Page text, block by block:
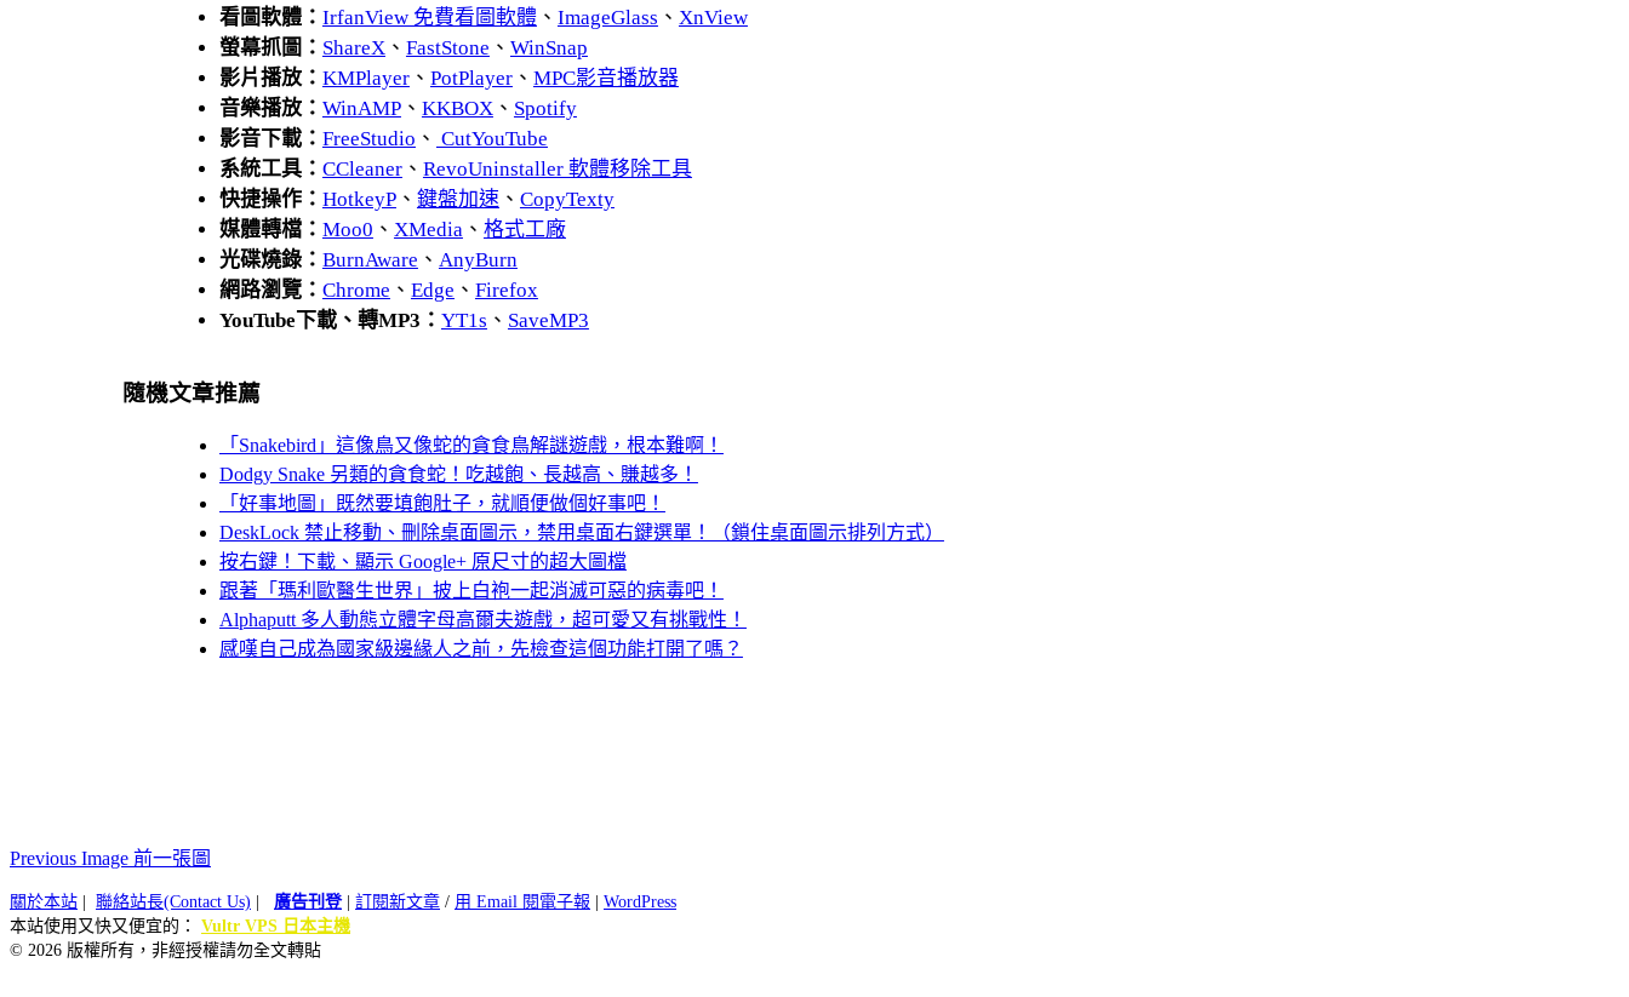
看圖軟體： IrfanView 免費看圖軟體、 ImageGlass 、 XnView
螢幕抓圖： ShareX、 FastStone 、 WinSnap
影片播放： KMPlayer、 PotPlayer、 MPC影音播放器
音樂播放： WinAMP、 KKBOX、 Spotify
影音下載： FreeStudio 、 CutYouTube
系統工具： CCleaner、 RevoUninstaller 軟體移除工具
快捷操作： HotkeyP、 鍵盤加速、 CopyTexty
媒體轉檔： Moo0 、 XMedia、 格式工廠
光碟燒錄： BurnAware 、 AnyBurn
網路瀏覽： Chrome 、 Edge 、 Firefox
YouTube下載、轉MP3： YT1s 、 SaveMP3
隨機文章推薦
「Snakebird」這像鳥又像蛇的貪食鳥解謎遊戲，根本難啊！
Dodgy Snake 另類的貪食蛇！吃越飽、長越高、賺越多！
「好事地圖」既然要填飽肚子，就順便做個好事吧！
DeskLock 禁止移動、刪除桌面圖示，禁用桌面右鍵選單！（鎖住桌面圖示排列方式）
按右鍵！下載、顯示 Google+ 原尺寸的超大圖檔
跟著「瑪利歐醫生世界」披上白袍一起消滅可惡的病毒吧！
Alphaputt 多人動態立體字母高爾夫遊戲，超可愛又有挑戰性！
感嘆自己成為國家級邊緣人之前，先檢查這個功能打開了嗎？
Previous Image 前一張圖
關於本站 聯絡站長(Contact Us) 廣告刊登| 訂閱新文章 / 用 Email 閱電子報
WordPress
本站使用又快又便宜的： Vultr VPS 日本主機
© 2026 版權所有，非經授權請勿全文轉貼